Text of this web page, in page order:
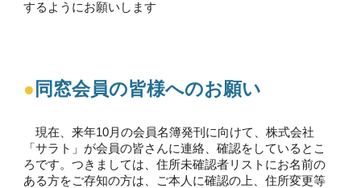
するようにお願いします
● 同窓会員の皆様へのお願い
現在、来年10月の会員名簿発刊に向けて、株式会社
「サラト」が会員の皆さんに連絡、確認をしているとこ
ろです。つきましては、住所未確認者リストにお名前の
ある方をご存知の方は、ご本人に確認の上、住所変更等